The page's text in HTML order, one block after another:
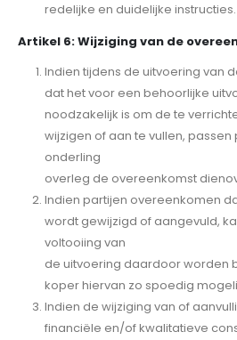
redelijke en duidelijke instructies.
Artikel 6: Wijziging van de
Indien tijdens de uitvoering van
dat het voor een behoorlijke
noodzakelijk is om de te
wijzigen of aan te vullen, passen
onderling
overleg de overeenkomst
Indien partijen overeenkomen
wordt gewijzigd of aangevuld,
voltooiing van
de uitvoering daardoor worden
koper hiervan zo spoedig
Indien de wijziging van of
financiële en/of kwalitatieve